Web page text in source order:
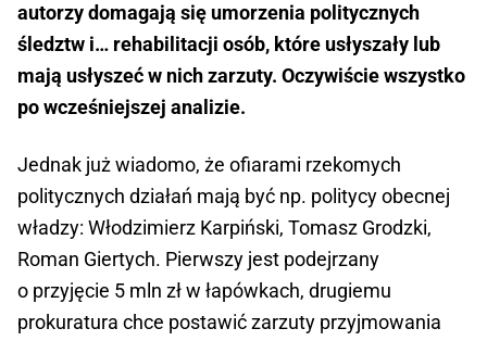
autorzy domagają się umorzenia politycznych
śledztw i… rehabilitacji osób, które usłyszały lub
mają usłyszeć w nich zarzuty. Oczywiście wszystko
po wcześniejszej analizie.
Jednak już wiadomo, że ofiarami rzekomych
politycznych działań mają być np. politycy obecnej
władzy: Włodzimierz Karpiński, Tomasz Grodzki,
Roman Giertych. Pierwszy jest podejrzany
o przyjęcie 5 mln zł w łapówkach, drugiemu
prokuratura chce postawić zarzuty przyjmowania